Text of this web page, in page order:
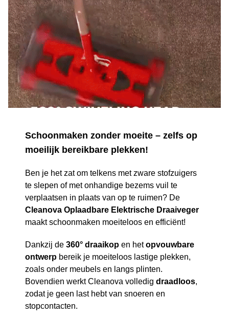
Schoonmaken zonder moeite – zelfs op
moeilijk bereikbare plekken!
Ben je het zat om telkens met zware stofzuigers
te slepen of met onhandige bezems vuil te
verplaatsen in plaats van op te ruimen? De
Cleanova Oplaadbare Elektrische Draaiveger
maakt schoonmaken moeiteloos en efficiënt!
Dankzij de360° draaikop en hetopvouwbare
ontwerp bereik je moeiteloos lastige plekken,
zoals onder meubels en langs plinten.
Bovendien werkt Cleanova volledigdraadloos,
zodat je geen last hebt van snoeren en
stopcontacten.